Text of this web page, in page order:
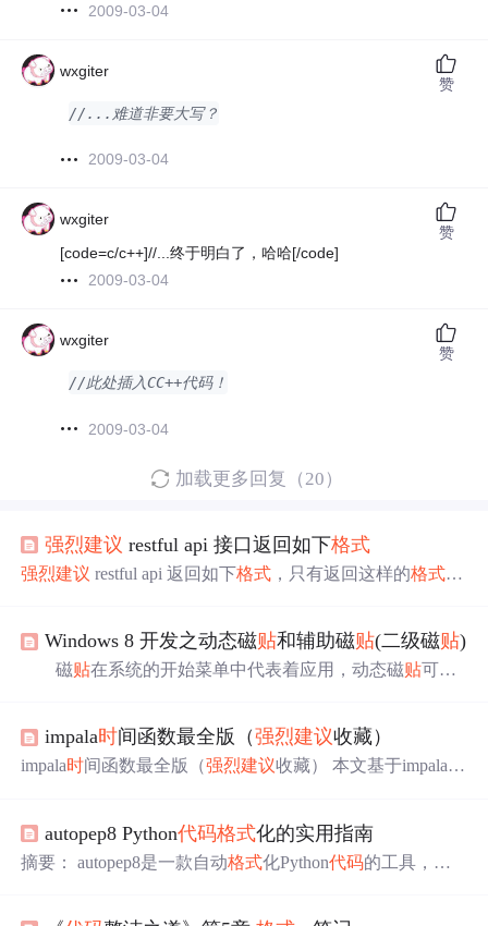
2009-03-04
wxgiter
//...难道非要大写？
2009-03-04
赞
wxgiter
[code=c/c++]//...终于明白了，哈哈[/code]
2009-03-04
赞
wxgiter
//此处插入CC++代码！
2009-03-04
赞
加载更多回复（20）
强烈建议 restful api 接口返回如下格式
强烈建议 restful api 返回如下格式 ，只有返回这样的格式才
Windows 8 开发之动态磁贴和辅助磁贴(二级磁贴)
磁贴在系统的开始菜单中代表着应用，动态磁贴可以
清单中，必须包含一张正方形的的 logo，如果 应用程序也
想使用宽模版 logo，也需要在清单中注明。如果你的应用
impala时间函数最全版（强烈建议收藏）
impala时间函数最全版（强烈建议收藏） 本文基于impala3.
estamp类型区别2、时区二、获取当前时间戳函数三、
计算函数四、获取时间指定单位函数五、时间比较函数
autopep8 Python代码格式化的实用指南
摘要： autopep8是一款自动格式化Python代码的工具，帮